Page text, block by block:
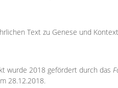
Text zu Genese und
wurde 2018 gefördert durch das
28.12.2018.